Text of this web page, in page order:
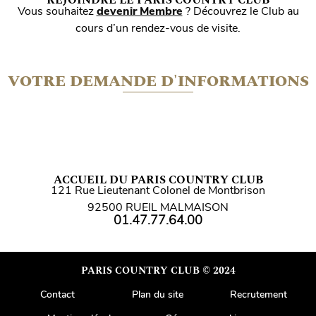
Vous souhaitezdevenir Membre ? Découvrez le Club au
cours d’un rendez-vous de visite.
VOTRE DEMANDE D'INFORMATIONS
ACCUEIL DU PARIS COUNTRY CLUB
121 Rue Lieutenant Colonel de Montbrison
92500 RUEIL MALMAISON
01.47.77.64.00
PARIS COUNTRY CLUB © 2024
Contact Plan du site
Recrutement